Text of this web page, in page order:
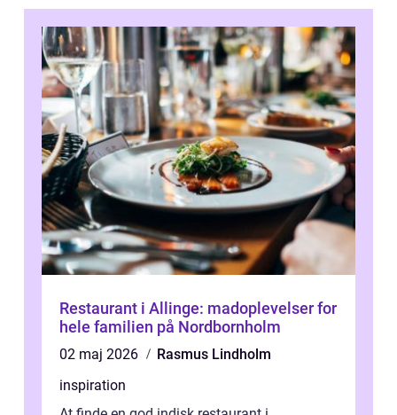
Restaurant i Allinge: madoplevelser for
hele familien på Nordbornholm
02 maj 2026
Rasmus Lindholm
inspiration